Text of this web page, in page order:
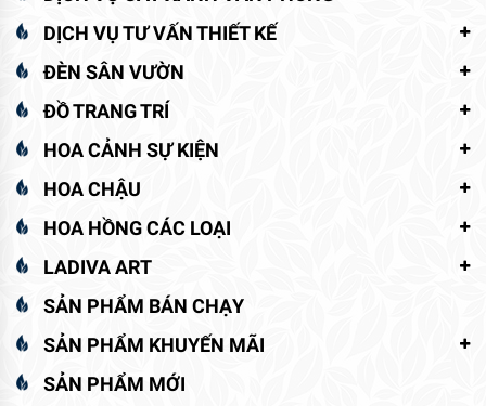
DỊCH VỤ TƯ VẤN THIẾT KẾ
ĐÈN SÂN VƯỜN
ĐỒ TRANG TRÍ
HOA CẢNH SỰ KIỆN
HOA CHẬU
HOA HỒNG CÁC LOẠI
LADIVA ART
SẢN PHẨM BÁN CHẠY
SẢN PHẨM KHUYẾN MÃI
SẢN PHẨM MỚI